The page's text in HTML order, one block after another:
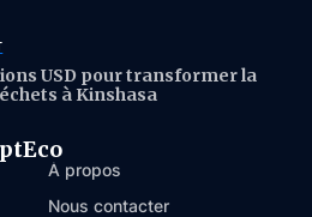
USD pour transformer la
à Kinshasa
À propos
Nous contacter